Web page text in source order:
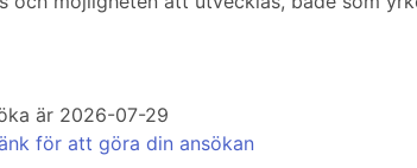
är 2026-07-29
för att göra din ansökan